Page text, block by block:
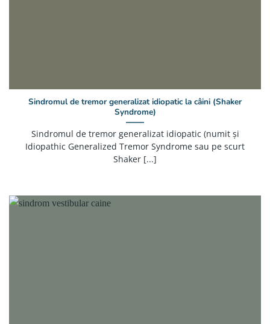
Sindromul de tremor generalizat idiopatic la câini (Shaker
Syndrome)
Sindromul de tremor generalizat idiopatic (numit și
Idiopathic Generalized Tremor Syndrome sau pe scurt
Shaker [...]